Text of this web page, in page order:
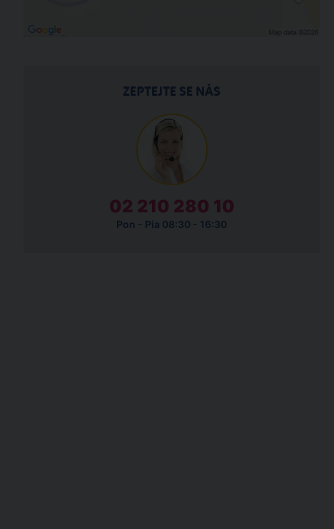
ZEPTEJTE SE NÁS
02 210 280 10
Pon - Pia 08:30 - 16:30